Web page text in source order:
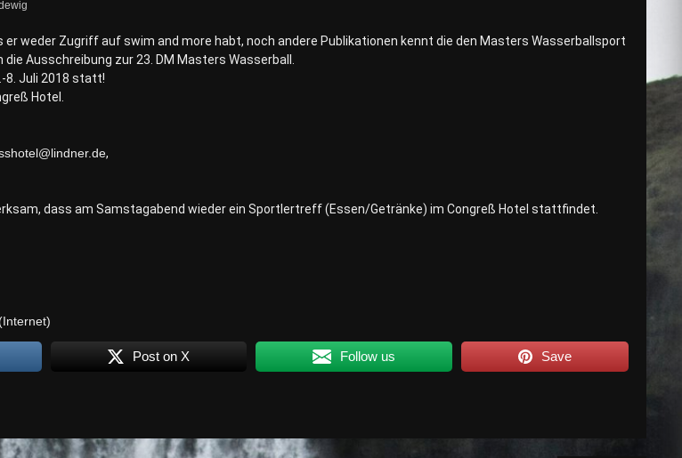
weder Zugriff auf swim and more habt, noch andere Publikationen kennt die den Masters Wasserballsport
Ausschreibung zur 23. DM Masters Wasserball.
8. Juli 2018 statt!
Hotel.
,
dass am Samstagabend wieder ein Sportlertreff (Essen/Getränke) im Congreß Hotel stattfindet.
Post on X Follow us Save